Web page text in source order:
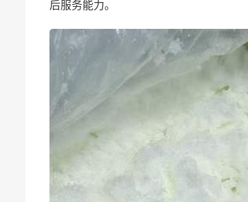
后服务能力。